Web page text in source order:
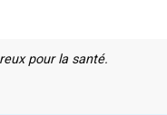
pour la santé.